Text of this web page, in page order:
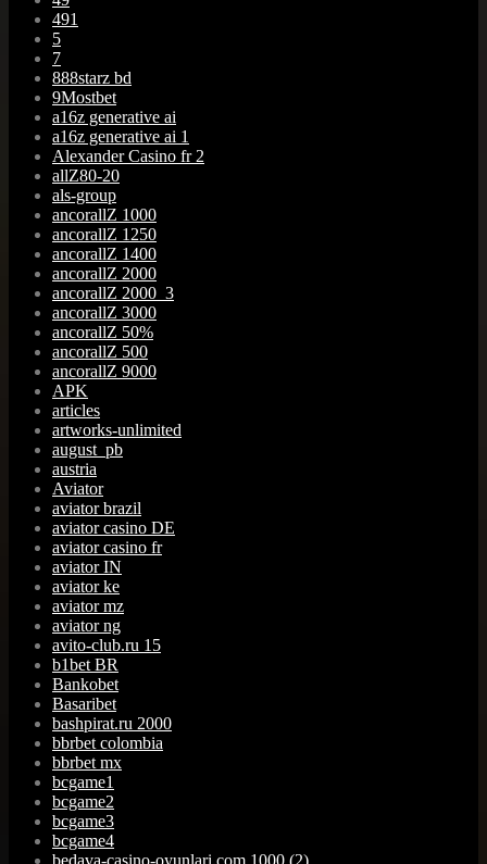
491
5
7
888starz bd
9Mostbet
a16z generative ai
a16z generative ai 1
Alexander Casino fr 2
allZ80-20
als-group
ancorallZ 1000
ancorallZ 1250
ancorallZ 1400
ancorallZ 2000
ancorallZ 2000_3
ancorallZ 3000
ancorallZ 50%
ancorallZ 500
ancorallZ 9000
APK
articles
artworks-unlimited
august_pb
austria
Aviator
aviator brazil
aviator casino DE
aviator casino fr
aviator IN
aviator ke
aviator mz
aviator ng
avito-club.ru 15
b1bet BR
Bankobet
Basaribet
bashpirat.ru 2000
bbrbet colombia
bbrbet mx
bcgame1
bcgame2
bcgame3
bcgame4